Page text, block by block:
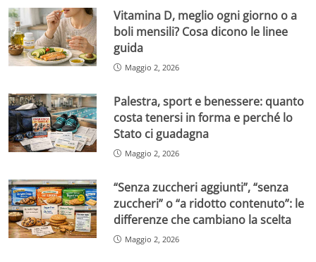
Vitamina D, meglio ogni giorno o a
boli mensili? Cosa dicono le linee
guida
Maggio 2, 2026
Palestra, sport e benessere: quanto
costa tenersi in forma e perché lo
Stato ci guadagna
Maggio 2, 2026
“Senza zuccheri aggiunti”, “senza
zuccheri” o “a ridotto contenuto”: le
differenze che cambiano la scelta
Maggio 2, 2026